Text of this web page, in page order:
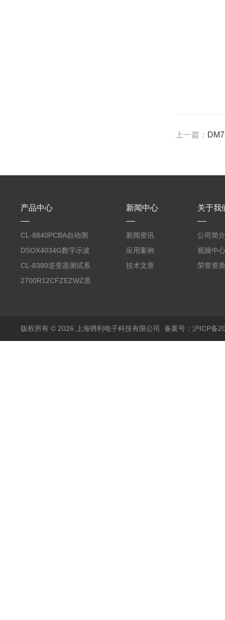
上一篇：
产品中心
CL-8840PCBA自动测
试台系统
DSOX4034G数字示波
器
CL-8380逆变器测试系
统台
2700R12CFZEZWZ质
新闻中心
新闻资讯
应用案例
技术文章
关于我
公司简介
视频中心
荣誉资质
版权所有 © 2026 上海骋利电子科技有限公司 备案号：沪ICP备